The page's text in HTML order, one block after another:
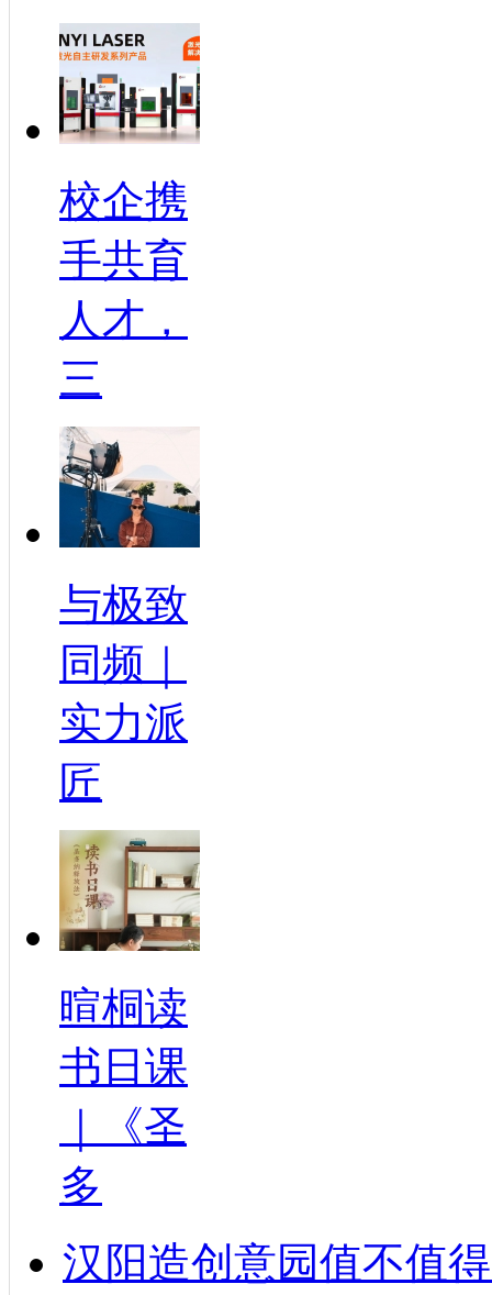
校企携
手共育
人才，
三
与极致
同频｜
实力派
匠
暄桐读
书日课
｜《圣
多
汉阳造创意园值不值